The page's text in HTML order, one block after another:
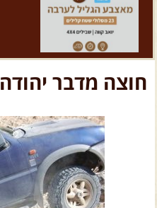
טיוליםלרכב פנאי
הדרכותנהיגה
המדריכיםשלנו
הירשמו לניוזלטר שבילים
הבלוג של יואב קווה
פודקאסט ג'יפאות
חוצה מדבר יהודה 3